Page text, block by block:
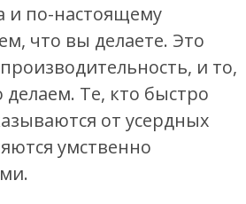
и по-настоящему
что вы делаете. Это
и то,
Те, кто быстро
от усердных
умственно